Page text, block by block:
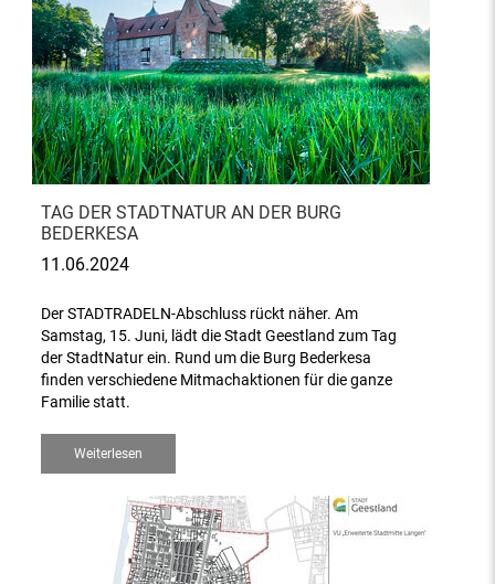
TAG DER STADTNATUR AN DER BURG
BEDERKESA
11.06.2024
Der STADTRADELN-Abschluss rückt näher. Am
Samstag, 15. Juni, lädt die Stadt Geestland zum Tag
der StadtNatur ein. Rund um die Burg Bederkesa
finden verschiedene Mitmachaktionen für die ganze
Familie statt.
Weiterlesen